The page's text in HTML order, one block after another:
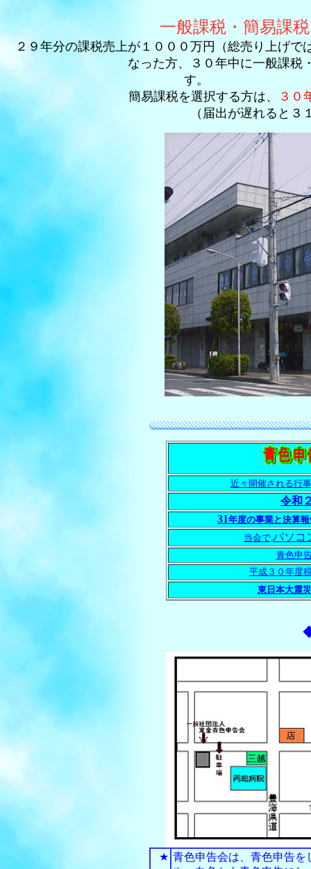
一般課税・簡易課
２９年分の課税売上が１０００万円（総売り上げで
なった方、３０年中に一般課
簡易課税を選択する方は、
３０
（届出が遅れると
近々開催される行
令和
31年度の事業と決算
当会で, パソコ
青色申
平成３０年度
東日本大震
★ 青色申告会は、青色申告